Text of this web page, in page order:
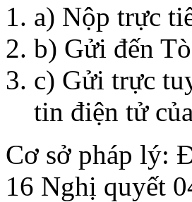
a) Nộp trực
b) Gửi đến
c) Gửi trực
tin điện tử
Cơ sở pháp lý:
16 Nghị quyết